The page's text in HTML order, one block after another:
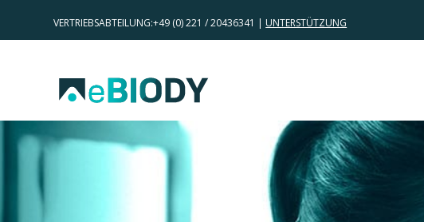
VERTRIEBSABTEILUNG:+49 (0) 221 / 20436341 | UNTERSTÜTZUNG